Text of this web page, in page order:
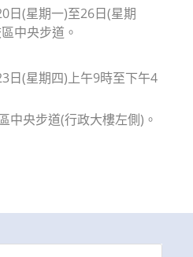
日(星期一)至26日(星期
中央步道。
日(星期四)上午9時至下午4
中央步道(行政大樓左側)。